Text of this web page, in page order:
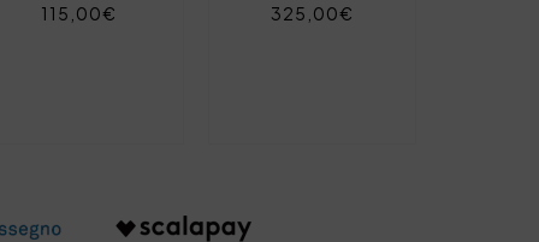
115,00€
325,00€